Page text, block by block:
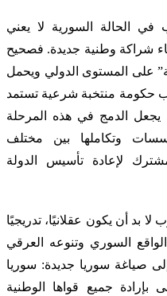
الحالة السورية لا يعني
شراكة وطنية جديدة. فصحيح
على المستوى الدولي ويحمل
حكومة منتخبة شرعية تستمد
يجعل الدمج في هذه المرحلة
وتكاملها بين مختلف
لإعادة تأسيس الدولة
بد أن يكون عقلانيًا، تدريجيًا
الواقع السوري وتنوعه العرقي
صياغة سوريا جديدة: سوريا
بإرادة جميع قواها الوطنية